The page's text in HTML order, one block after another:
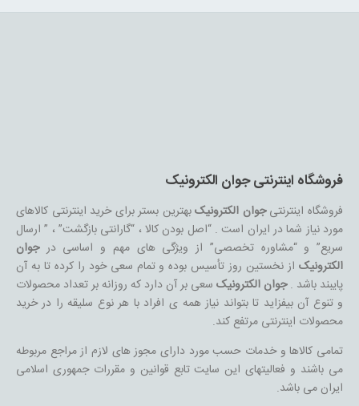
فروشگاه اینترنتی جوان الکترونیک
فروشگاه اینترنتیجوان الکترونیکبهترین بستر برای خرید اینترنتی کالاهای
مورد نیاز شما در ایران است . “اصل بودن کالا ، “گارانتی بازگشت” ، ” ارسال
سریع” و “مشاوره تخصصی” از ویژگی های مهم و اساسی درجوان
الکترونیکاز نخستین روز تأسیس بوده و تمام سعی خود را کرده تا به آن
پایبند باشد .جوان الکترونیکسعی بر آن دارد که روزانه بر تعداد محصولات
و تنوع آن بیفزاید تا بتواند نیاز همه ی افراد با هر نوع سلیقه را در خرید
محصولات اینترنتی مرتفع کند.
تمامی کالاها و خدمات حسب مورد دارای مجوز های لازم از مراجع مربوطه
می باشند و فعالیتهای این سایت تابع قوانین و مقررات جمهوری اسلامی
ایران می باشد.